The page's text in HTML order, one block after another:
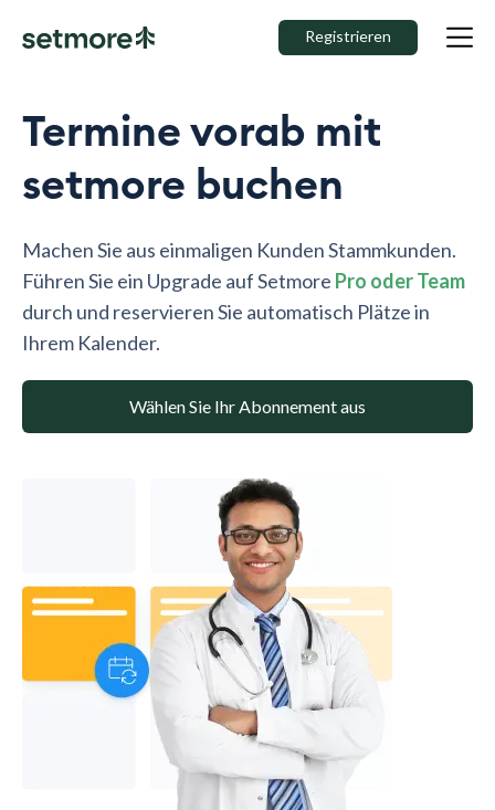
Registrieren
Termine vorab mit
setmore buchen
Machen Sie aus einmaligen Kunden Stammkunden.
Führen Sie ein Upgrade auf Setmore Pro oder Team
durch und reservieren Sie automatisch Plätze in
Ihrem Kalender.
Wählen Sie Ihr Abonnement aus